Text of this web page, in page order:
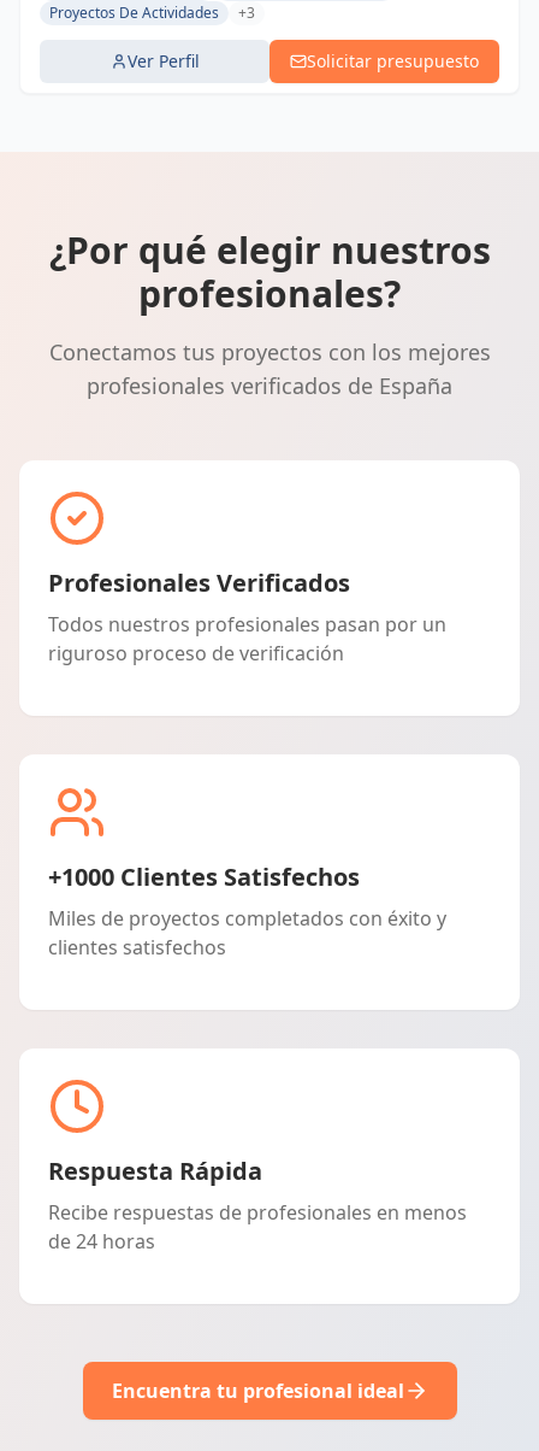
Proyectos De Actividades
+3
Ver Perfil Solicitar presupuesto
¿Por qué elegir nuestros
profesionales?
Conectamos tus proyectos con los mejores
profesionales verificados de España
Profesionales Verificados
Todos nuestros profesionales pasan por un
riguroso proceso de verificación
+1000 Clientes Satisfechos
Miles de proyectos completados con éxito y
clientes satisfechos
Respuesta Rápida
Recibe respuestas de profesionales en menos
de 24 horas
Encuentra tu profesional ideal